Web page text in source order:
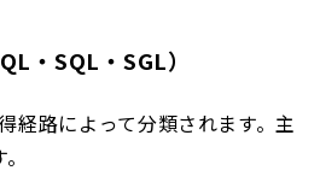
・SQL・SGL）
経路によって分類されます。主